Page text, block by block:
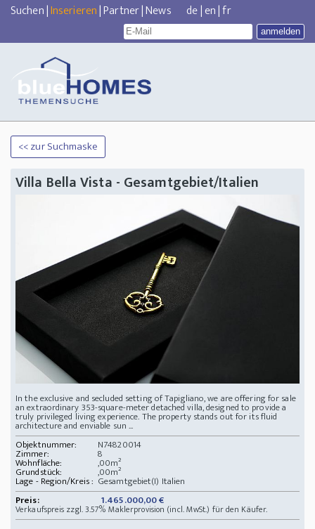
Suchen|Inserieren|Partner|News de|en|fr
<< zur Suchmaske
Villa Bella Vista - Gesamtgebiet/Italien
In the exclusive and secluded setting of Tapigliano, we are offering for sale
an extraordinary 353-square-meter detached villa, designed to provide a
truly privileged living experience. The property stands out for its fluid
architecture and enviable sun ...
Objektnummer:
N74820014
Zimmer: 8
Wohnfläche: ,00m²
Grundstück: ,00m²
Lage - Region/Kreis : Gesamtgebiet(I) Italien
Preis:
1.465.000,00 €
Verkaufspreis zzgl. 3.57% Maklerprovision (incl. MwSt.) für den Käufer.